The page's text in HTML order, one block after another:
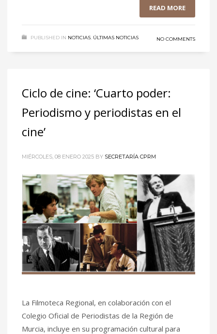
READ MORE
PUBLISHED IN NOTICIAS, ÚLTIMAS NOTICIAS NO COMMENTS
Ciclo de cine: ‘Cuarto poder:
Periodismo y periodistas en el
cine’
MIÉRCOLES, 08 ENERO 2025 BY SECRETARÍA CPRM
La Filmoteca Regional, en colaboración con el
Colegio Oficial de Periodistas de la Región de
Murcia, incluye en su programación cultural para